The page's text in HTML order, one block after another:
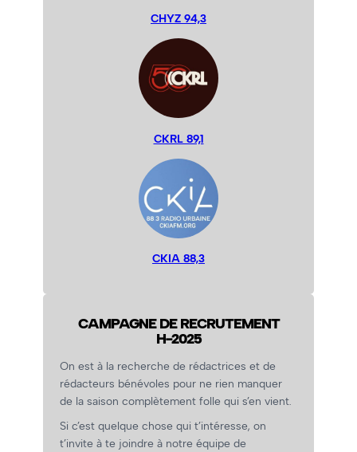
CHYZ 94,3
CKRL 89,1
CKIA 88,3
CAMPAGNE DE RECRUTEMENT
H-2025
On est à la recherche de rédactrices et de
rédacteurs bénévoles pour ne rien manquer
de la saison complètement folle qui s’en vient.
Si c’est quelque chose qui t’intéresse, on
t’invite à te joindre à notre équipe de